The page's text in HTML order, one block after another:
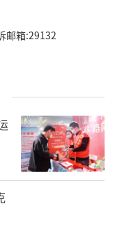
邮箱:29132